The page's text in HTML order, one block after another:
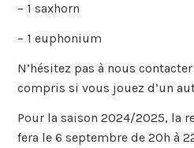
– ⁠1 saxhorn
– ⁠1 euphonium
N’hésitez pas à nous
compris si vous jouez d’un
Pour la saison 2024/2025, la
fera le 6 septembre de 20h à